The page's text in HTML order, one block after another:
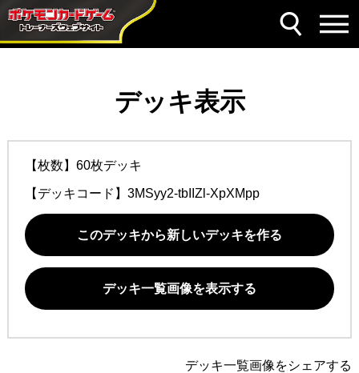
デッキ表示
【枚数】60枚デッキ
【デッキコード】 3MSyy2-tbIIZl-XpXMpp
このデッキから新しいデッキを作る
デッキ一覧画像を表示する
デッキ一覧画像をシェアする